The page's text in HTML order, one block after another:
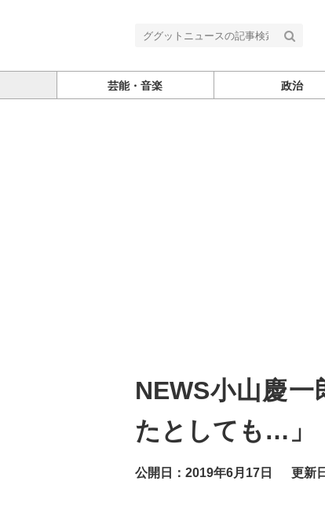
芸能・音楽 政治
NEWS小山慶
たとしても…」
公開日：2019年6月17日 更新